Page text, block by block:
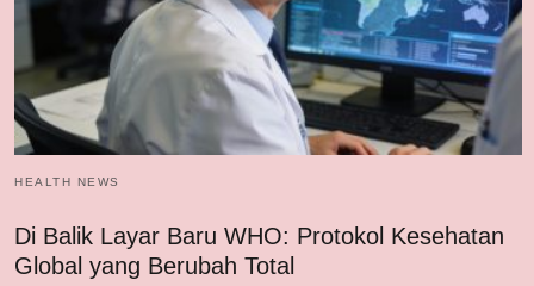
HEALTH NEWS
Di Balik Layar Baru WHO: Protokol Kesehatan
Global yang Berubah Total